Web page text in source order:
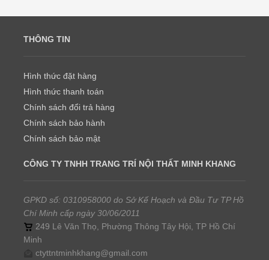
THÔNG TIN
Hình thức đặt hàng
Hình thức thanh toán
Chính sách đổi trả hàng
Chính sách bảo hành
Chính sách bảo mật
CÔNG TY TNHH TRANG TRÍ NỘI THẤT MINH KHANG
GPKD số: 0310958000 do Sở Kế Hoạch và Đầu Tư TP Hồ
Chí Minh cấp ngày 30/06/2011
249 Lê Văn Thọ, Phường Thông Tây Hội, TP Hồ Chí
Minh
ctyttntminhkhang@gmail.com